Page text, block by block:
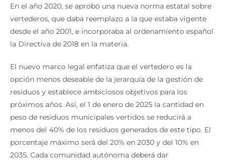
En el año 2020, se aprobó una nueva norma estatal sobre
vertederos, que daba reemplazo a la que estaba vigente
desde el año 2001, e incorporaba al ordenamiento español
la Directiva de 2018 en la materia.
El nuevo marco legal enfatiza que el vertedero es la
opción menos deseable de la jerarquía de la gestión de
residuos y establece ambiciosos objetivos para los
próximos años. Así, el 1 de enero de 2025 la cantidad en
peso de residuos municipales vertidos se reducirá a
menos del 40% de los residuos generados de este tipo. El
porcentaje máximo será del 20% en 2030 y del 10% en
2035. Cada comunidad autónoma deberá dar